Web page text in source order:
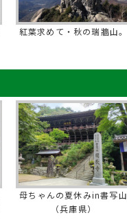
紅葉求めて・秋の瑞牆山。
母ちゃんの夏休みin書写山
（兵庫県）